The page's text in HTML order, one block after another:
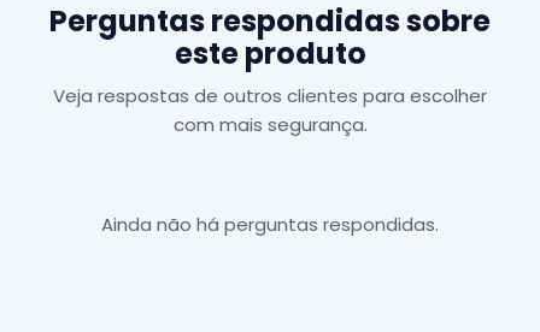
Perguntas respondidas sobre
este produto
Veja respostas de outros clientes para escolher
com mais segurança.
Ainda não há perguntas respondidas.